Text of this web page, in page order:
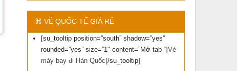
⌘ VÉ QUỐC TẾ GIÁ RẺ
[su_tooltip position=”south” shadow=”yes”
rounded=”yes” size=”1″ content=”Mở tab “]Vé
máy bay đi Hàn Quốc [/su_tooltip]